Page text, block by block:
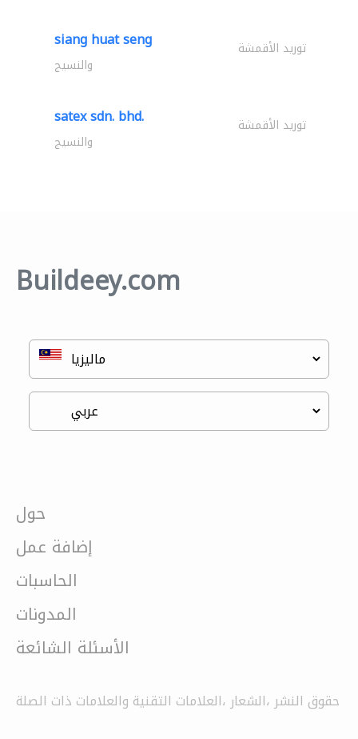
siang huat seng توريد الأقمشة
والنسيج
satex sdn. bhd. توريد الأقمشة
والنسيج
Buildeey.com
حول
إضافة عمل
الحاسبات
المدونات
الأسئلة الشائعة
حقوق النشر ،الشعار ،العلامات التقنية والعلامات ذات الصلة